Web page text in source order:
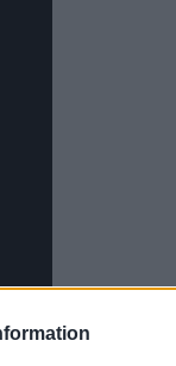
Ursulei von
produs